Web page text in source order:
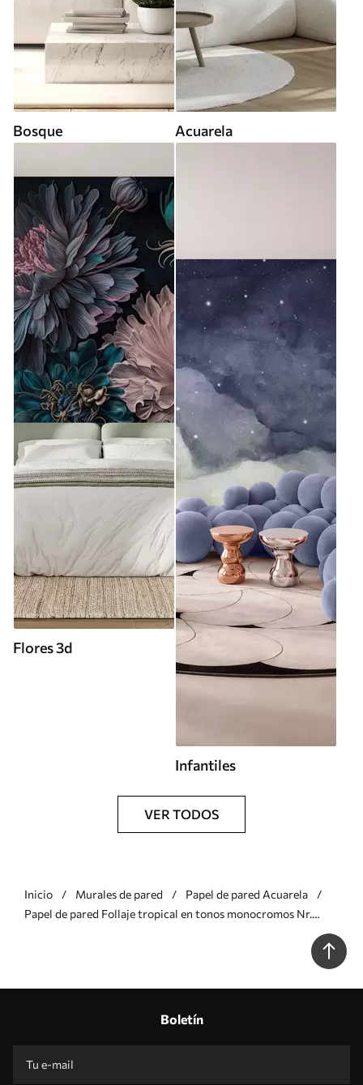
Bosque Acuarela
Flores 3d
Infantiles
VER TODOS
Inicio Murales de pared
Papel de pared Acuarela
Papel de pared Follaje tropical en tonos monocromos Nr.
Boletín